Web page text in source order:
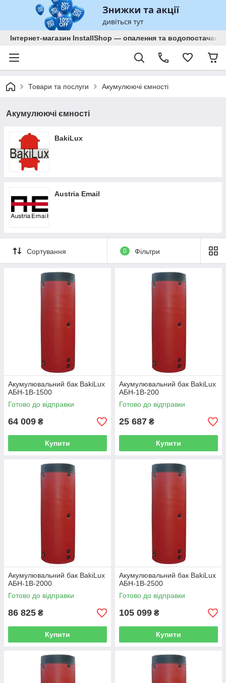
Інтернет-магазин InstallShop — опалення та водопостачання
Товари та послуги Акумулюючі ємності
Акумулюючі ємності
BakiLux
Austria Email
Сортування 0 Фільтри
Акумулювальний бак BakiLux
АБН-1В-1500
Готово до відправки
64 009 ₴
Купити
Акумулювальний бак BakiLux
АБН-1В-200
Готово до відправки
25 687 ₴
Купити
Акумулювальний бак BakiLux
АБН-1В-2000
Готово до відправки
86 825 ₴
Купити
Акумулювальний бак BakiLux
АБН-1В-2500
Готово до відправки
105 099 ₴
Купити